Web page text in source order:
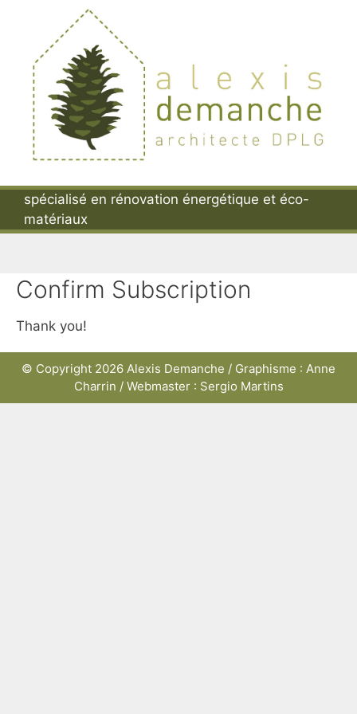
contenu
Menu
spécialisé en rénovation énergétique et éco-
matériaux
Confirm Subscription
Thank you!
© Copyright 2026 Alexis Demanche / Graphisme : Anne
Charrin / Webmaster : Sergio Martins